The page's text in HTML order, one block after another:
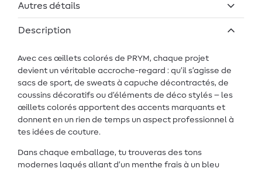
Autres détails
Description
Avec ces œillets colorés de PRYM, chaque projet
devient un véritable accroche-regard : qu’il s’agisse de
sacs de sport, de sweats à capuche décontractés, de
coussins décoratifs ou d’éléments de déco stylés – les
œillets colorés apportent des accents marquants et
donnent en un rien de temps un aspect professionnel à
tes idées de couture.
Dans chaque emballage, tu trouveras des tons
modernes laqués allant d’un menthe frais à un bleu